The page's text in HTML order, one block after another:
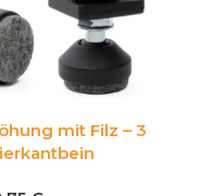
mit Filz – 3